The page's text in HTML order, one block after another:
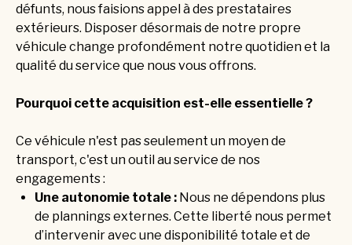
défunts, nous faisions appel à des prestataires
extérieurs. Disposer désormais de notre propre
véhicule change profondément notre quotidien et la
qualité du service que nous vous offrons.
Pourquoi cette acquisition est-elle essentielle ?
Ce véhicule n'est pas seulement un moyen de
transport, c'est un outil au service de nos
engagements :
Une autonomie totale : Nous ne dépendons plus
de plannings externes. Cette liberté nous permet
d’intervenir avec une disponibilité totale et de